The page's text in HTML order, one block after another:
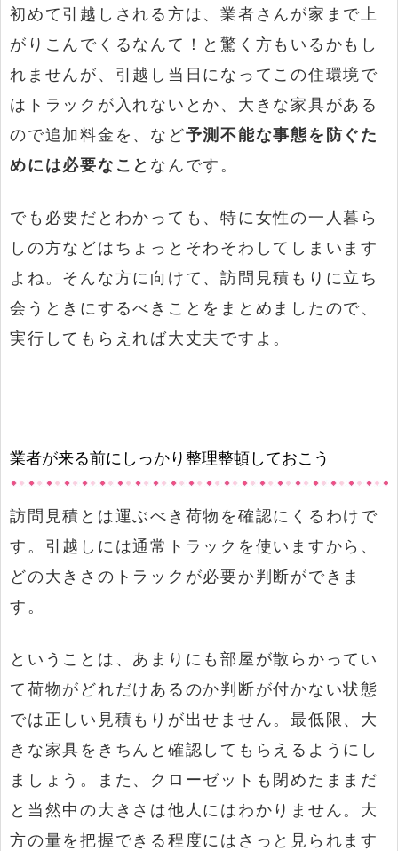
初めて引越しされる方は、業者さんが家まで上
がりこんでくるなんて！と驚く方もいるかもし
れませんが、引越し当日になってこの住環境で
はトラックが入れないとか、大きな家具がある
ので追加料金を、など予測不能な事態を防ぐた
めには必要なこと なんです。
でも必要だとわかっても、特に女性の一人暮ら
しの方などはちょっとそわそわしてしまいます
よね。そんな方に向けて、訪問見積もりに立ち
会うときにするべきことをまとめましたので、
実行してもらえれば大丈夫ですよ。
業者が来る前にしっかり整理整頓しておこう
訪問見積とは運ぶべき荷物を確認にくるわけで
す。引越しには通常トラックを使いますから、
どの大きさのトラックが必要か判断ができま
す。
ということは、あまりにも部屋が散らかってい
て荷物がどれだけあるのか判断が付かない状態
では正しい見積もりが出せません。最低限、大
きな家具をきちんと確認してもらえるようにし
ましょう。また、クローゼットも閉めたままだ
と当然中の大きさは他人にはわかりません。大
方の量を把握できる程度にはさっと見られます